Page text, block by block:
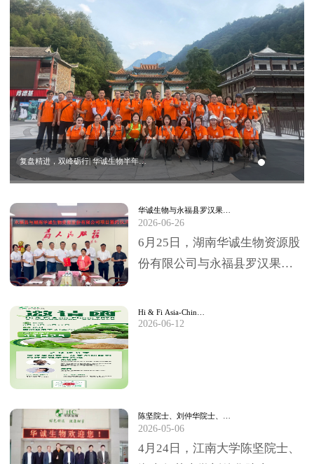
复盘精进，双峰砺行| 华诚生物半年…
华诚生物与永福县罗汉果…
2026-06-26
6月25日，湖南华诚生物资源股
份有限公司与永福县罗汉果深
举行。永福县委书…
Hi & Fi Asia-Chin…
2026-06-12
陈坚院士、刘仲华院士、…
2026-05-06
4月24日，江南大学陈坚院士、